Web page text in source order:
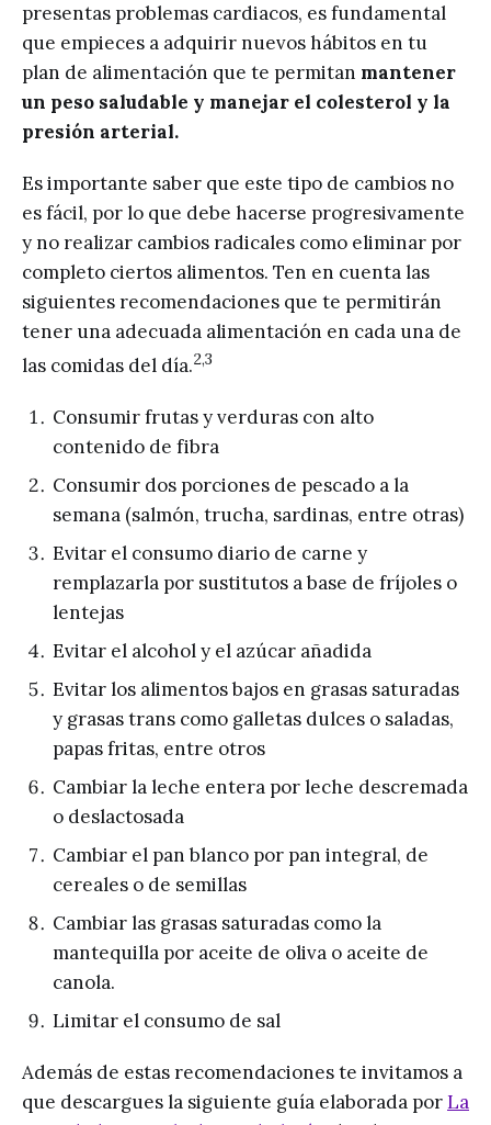
presentas problemas cardiacos, es fundamental
que empieces a adquirir nuevos hábitos en tu
plan de alimentación que te permitan mantener
un peso saludable y manejar el colesterol y la
presión arterial.
Es importante saber que este tipo de cambios no
es fácil, por lo que debe hacerse progresivamente
y no realizar cambios radicales como eliminar por
completo ciertos alimentos. Ten en cuenta las
siguientes recomendaciones que te permitirán
tener una adecuada alimentación en cada una de
las comidas del día.2,3
Consumir frutas y verduras con alto
contenido de fibra
Consumir dos porciones de pescado a la
semana (salmón, trucha, sardinas, entre otras)
Evitar el consumo diario de carne y
remplazarla por sustitutos a base de fríjoles o
lentejas
Evitar el alcohol y el azúcar añadida
Evitar los alimentos bajos en grasas saturadas
y grasas trans como galletas dulces o saladas,
papas fritas, entre otros
Cambiar la leche entera por leche descremada
o deslactosada
Cambiar el pan blanco por pan integral, de
cereales o de semillas
Cambiar las grasas saturadas como la
mantequilla por aceite de oliva o aceite de
canola.
Limitar el consumo de sal
Además de estas recomendaciones te invitamos a
que descargues la siguiente guía elaborada porLa